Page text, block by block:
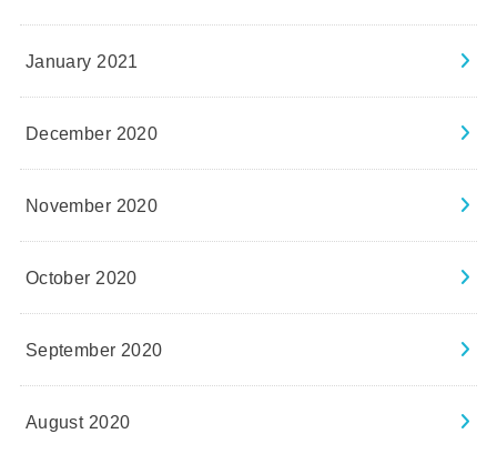
January 2021
December 2020
November 2020
October 2020
September 2020
August 2020